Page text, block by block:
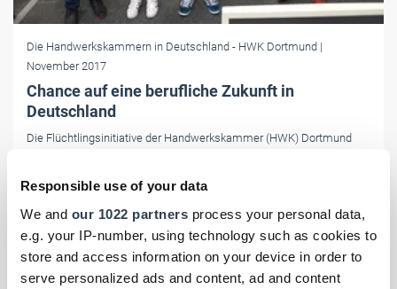
Responsible use of your data
We and our 1022 partners process your personal data,
e.g. your IP-number, using technology such as cookies to
store and access information on your device in order to
serve personalized ads and content, ad and content
Die Handwerkskammern in Deutschland - HWK Dortmund |
November 2017
Chance auf eine berufliche Zukunft in
Deutschland
Die Flüchtlingsinitiative der Handwerkskammer (HWK) Dortmund
soll.